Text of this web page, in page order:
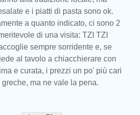
e i piatti di pasta sono ok.
a quanto indicato, ci sono 2
di una visita: TZI TZI
sempre sorridente e, se
al tavolo a chiacchierare con
e curata, i prezzi un po' più cari
ma ne vale la pena.